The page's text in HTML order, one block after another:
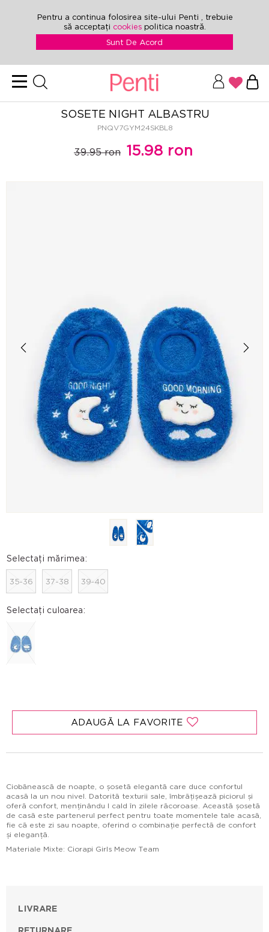
Pentru a continua folosirea site-ului Penti , trebuie
să acceptați cookies politica noastră.
Sunt De Acord
SOSETE NIGHT ALBASTRU
PNQV7GYM24SKBL8
39.95 ron 15.98 ron
Selectați mărimea:
35-36 37-38 39-40
Selectați culoarea:
ADAUGĂ LA FAVORITE
Ciobănească de noapte, o șosetă elegantă care duce confortul
acasă la un nou nivel. Datorită texturii sale, îmbrățișează piciorul și
oferă confort, menținându l cald în zilele răcoroase. Această șosetă
de casă este partenerul perfect pentru toate momentele tale acasă,
fie că este zi sau noapte, oferind o combinație perfectă de confort
și eleganță.
Materiale Mixte: Ciorapi Girls Meow Team
LIVRARE